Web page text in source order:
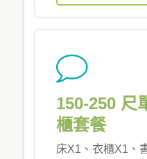
150-250 尺
櫃套餐
床X1、衣櫃X1、